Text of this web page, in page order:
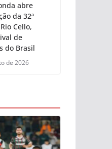
abre
da 32ª
Cello,
de
do Brasil
de 2026